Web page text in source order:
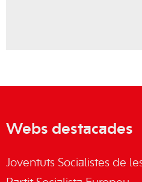
Webs destacades
Joventuts Socialistes de